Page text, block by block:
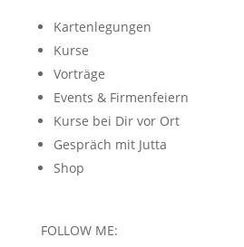
Kartenlegungen
Kurse
Vorträge
Events & Firmenfeiern
Kurse bei Dir vor Ort
Gespräch mit Jutta
Shop
FOLLOW ME: